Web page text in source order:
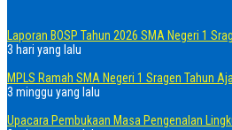
Laporan BOSP Tahun 2026 SMA Negeri 1
3 hari yang lalu
MPLS Ramah SMA Negeri 1 Sragen Tahun
3 minggu yang lalu
Upacara Pembukaan Masa Pengenalan